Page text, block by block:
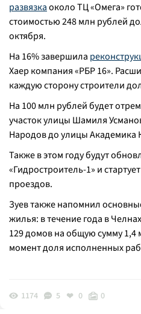
развязкаоколо ТЦ «Омега»
стоимостью 248 млн рублей
октября.
На 16% завершила
Хаер компания «РБР 16».
каждую сторону строители
На 100 млн рублей будет
участок улицы Шамиля
Народов до улицы Академика
Также в этом году будут
«Гидростроитель-1» и
проездов.
Зуев также напомнил
жилья: в течение года в
129 домов на общую сумму
момент доля исполненных
1174 5 0 0